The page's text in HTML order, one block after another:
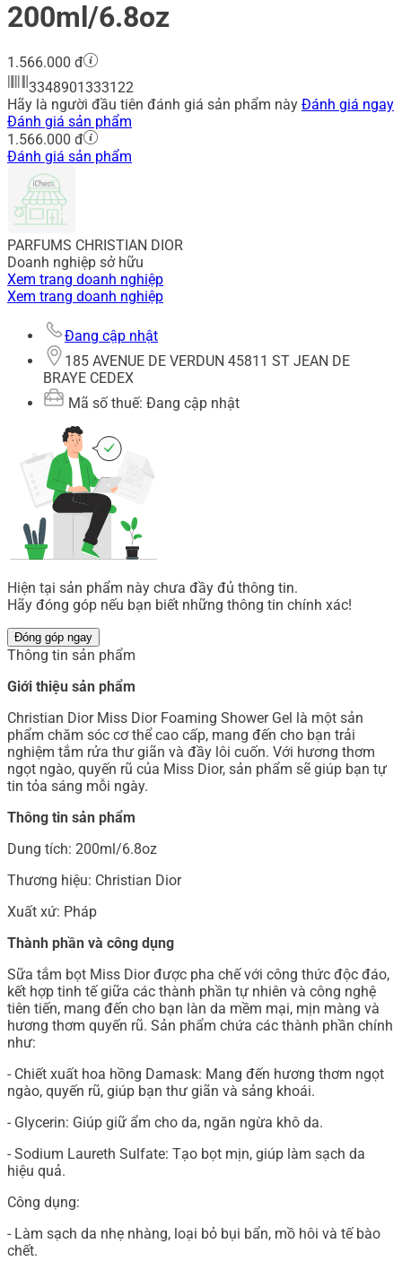
200ml/6.8oz
1.566.000 đ
3348901333122
Hãy là người đầu tiên đánh giá sản phẩm này Đánh giá ngay
Đánh giá sản phẩm
1.566.000 đ
Đánh giá sản phẩm
PARFUMS CHRISTIAN DIOR
Doanh nghiệp sở hữu
Xem trang doanh nghiệp
Xem trang doanh nghiệp
Đang cập nhật
185 AVENUE DE VERDUN 45811 ST JEAN DE
BRAYE CEDEX
Mã số thuế: Đang cập nhật
Hiện tại sản phẩm này chưa đầy đủ thông tin.
Hãy đóng góp nếu bạn biết những thông tin chính xác!
Đóng góp ngay
Thông tin sản phẩm
Giới thiệu sản phẩm
Christian Dior Miss Dior Foaming Shower Gel là một sản
phẩm chăm sóc cơ thể cao cấp, mang đến cho bạn trải
nghiệm tắm rửa thư giãn và đầy lôi cuốn. Với hương thơm
ngọt ngào, quyến rũ của Miss Dior, sản phẩm sẽ giúp bạn tự
tin tỏa sáng mỗi ngày.
Thông tin sản phẩm
Dung tích: 200ml/6.8oz
Thương hiệu: Christian Dior
Xuất xứ: Pháp
Thành phần và công dụng
Sữa tắm bọt Miss Dior được pha chế với công thức độc đáo,
kết hợp tinh tế giữa các thành phần tự nhiên và công nghệ
tiên tiến, mang đến cho bạn làn da mềm mại, mịn màng và
hương thơm quyến rũ. Sản phẩm chứa các thành phần chính
như:
- Chiết xuất hoa hồng Damask: Mang đến hương thơm ngọt
ngào, quyến rũ, giúp bạn thư giãn và sảng khoái.
- Glycerin: Giúp giữ ẩm cho da, ngăn ngừa khô da.
- Sodium Laureth Sulfate: Tạo bọt mịn, giúp làm sạch da
hiệu quả.
Công dụng:
- Làm sạch da nhẹ nhàng, loại bỏ bụi bẩn, mồ hôi và tế bào
chết.